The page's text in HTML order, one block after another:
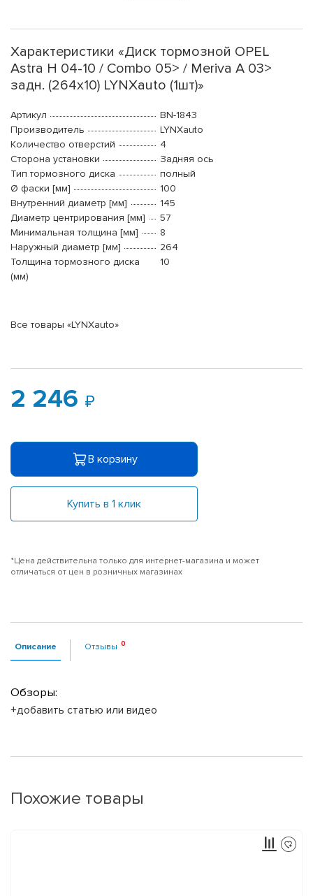
Характеристики «Диск тормозной OPEL
Astra H 04-10 / Combo 05> / Meriva A 03>
задн. (264x10) LYNXauto (1шт)»
Артикул
BN-1843
Производитель
LYNXauto
Количество отверстий
4
Сторона установки
Задняя ось
Тип тормозного диска
полный
Ø фаски [мм]
100
Внутренний диаметр [мм]
145
Диаметр центрирования [мм]
57
Минимальная толщина [мм]
8
Наружный диаметр [мм]
264
Толщина тормозного диска
(мм)
10
Все товары «LYNXauto»
2 246
В корзину
Купить в 1 клик
*Цена действительна только для интернет-магазина и может
отличаться от цен в розничных магазинах
Описание Отзывы
Обзоры:
+добавить статью или видео
Похожие товары